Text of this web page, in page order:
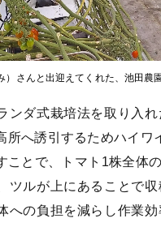
）さんと出迎えてくれた、池田農
ンダ式栽培法を取り入
所へ誘引するためハイワ
ことで、トマト1株全体
ツルが上にあることで
への負担を減らし作業